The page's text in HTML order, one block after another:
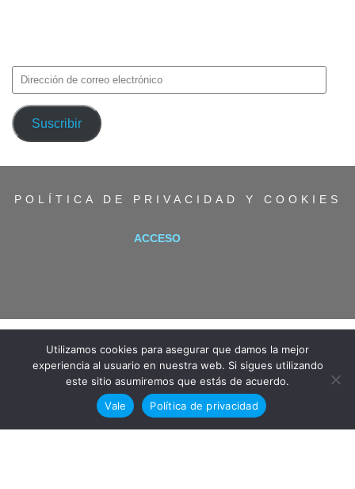
Dirección
de
correo
electrónico
Suscribir
POLÍTICA DE PRIVACIDAD Y COOKIES
ACCESO
Utilizamos cookies para asegurar que damos la mejor
experiencia al usuario en nuestra web. Si sigues utilizando
este sitio asumiremos que estás de acuerdo.
Vale
Política de privacidad